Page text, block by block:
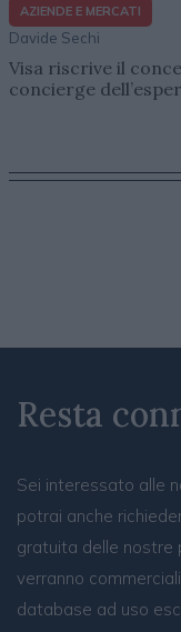
AZIENDE E MERCATI
Davide Sechi
Visa riscrive il
concierge
Resta
Sei interessato alle
potrai anche
gratuita delle nostre
verranno
database ad uso